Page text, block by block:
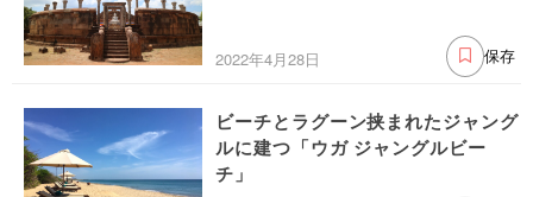
2022年4月28日 保存
ビーチとラグーン挟まれたジャング
ルに建つ「ウガ ジャングルビー
チ」